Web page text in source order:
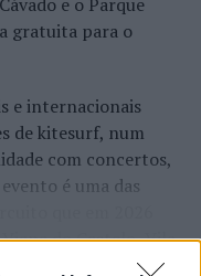
gratuita para o
e internacionais
de kitesurf, num
com concertos,
é uma das
do Castelo, Vila